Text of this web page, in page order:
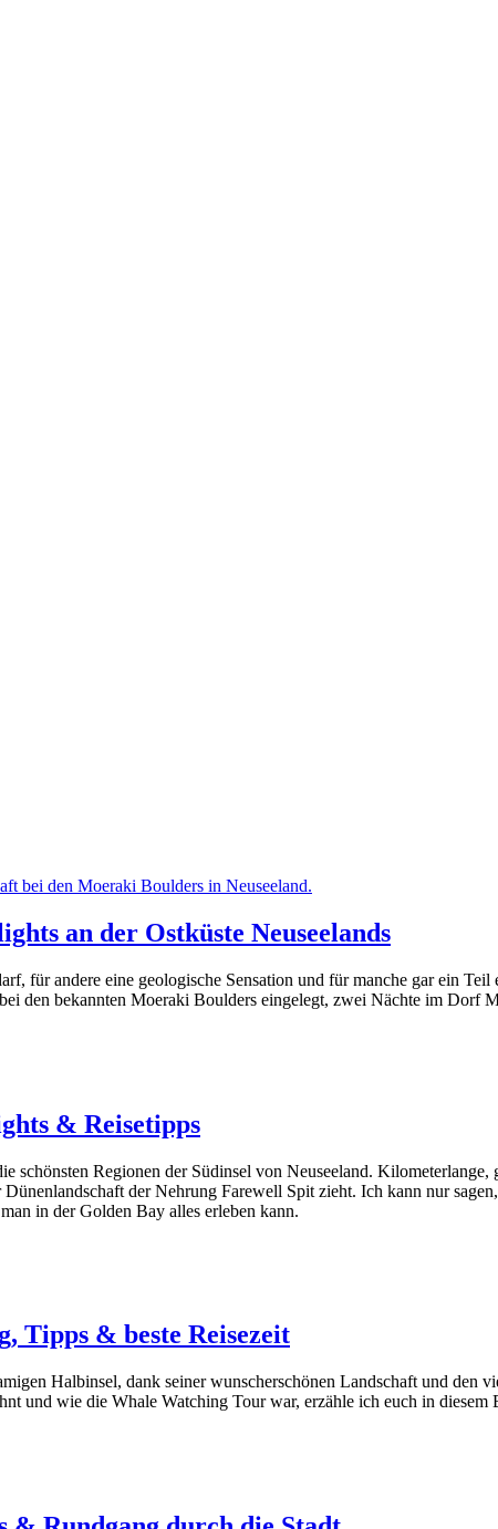
an der Ostküste Neuseelands
für andere eine geologische Sensation und für manche gar ein
den bekannten Moeraki Boulders eingelegt, zwei Nächte im Dorf
& Reisetipps
Regionen der Südinsel von Neuseeland. Kilometerlange,
der Nehrung Farewell Spit zieht. Ich kann nur
in der Golden Bay alles erleben kann.
Tipps & beste Reisezeit
Halbinsel, dank seiner wunscherschönen Landschaft und den
und wie die Whale Watching Tour war, erzähle ich euch in diesem